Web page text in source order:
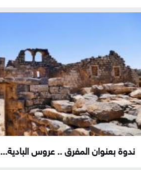
ندوة بعنوان المفرق .. عروس البادية...